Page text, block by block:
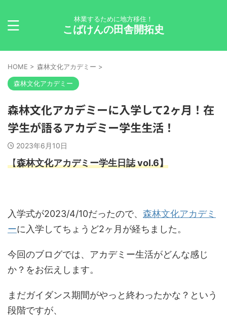
林業するために地方移住！
こばけんの田舎開拓史
HOME > 森林文化アカデミー >
森林文化アカデミー
森林文化アカデミーに入学して2ヶ月！在
学生が語るアカデミー学生生活！
2023年6月10日
【森林文化アカデミー学生日誌vol.6】
入学式が2023/4/10だったので、 森林文化アカデミ
ーに入学してちょうど2ヶ月が経ちました。
今回のブログでは、アカデミー生活がどんな感じ
か？をお伝えします。
まだガイダンス期間がやっと終わったかな？という
段階ですが、